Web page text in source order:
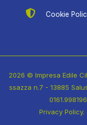
Cookie
2026 © Impresa Edile
ssazza n.7 - 13885
Privacy Policy.